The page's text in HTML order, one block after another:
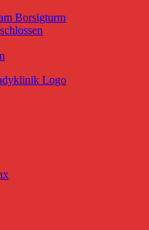
Borsigturm